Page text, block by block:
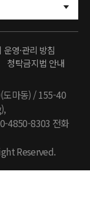
영·관리 방침
청탁금지법 안내
도마동) / 155-40
4850-8303 전화
Reserved.